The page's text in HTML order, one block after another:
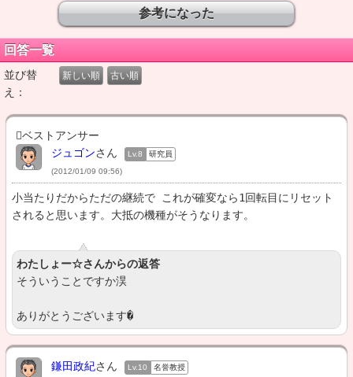
回答一覧
並び替
え：
新しい順 古い順
ベストアンサー
ジュゴンさん Lv.8
研究員
(2012/01/09 09:56)
小当たりだからただの継続で これが確変なら1回転目にリセット
されると思います。大抵の機種がそうなります。
わたしょー☆さんからの返答
そういうことですか淏
ありがとうございます�
鎌田政紀さん Lv.10
名誉教授